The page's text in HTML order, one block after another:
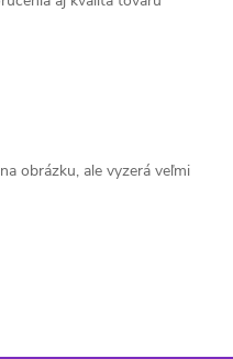
obrázku, ale vyzerá veľmi